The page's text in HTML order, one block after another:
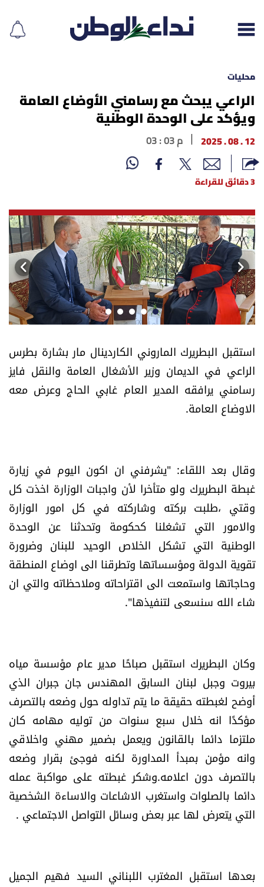
إقرأ الجريدة
لبنان
الغلاف
نداء اليوم
محليات
أسرار
متفرقات
خاص الموقع
كتّابنا
آراء
اقتصاد
العالم
الصحافة الإسرائيلية
ثقافة وفنون
اقرأ تضحك
كاميرا
سجالات
صحّة وصحن
الرياضة
حظّك اليوم
محليات
الراعي يبحث مع رسامني الأوضاع العامة
ويؤكد على الوحدة الوطنية
12 . 08 . 2025 03 : 03 م
3 دقائق للقراءة
استقبل البطريرك الماروني الكاردينال مار بشارة بطرس
الراعي في الديمان وزير الأشغال العامة والنقل فايز
رسامني يرافقه المدير العام غابي الحاج وعرض معه
الاوضاع العامة.
وقال بعد اللقاء: "يشرفني ان اكون اليوم في زيارة
غبطة البطريرك ولو متأخرا لأن واجبات الوزارة اخذت كل
وقتي ،طلبت بركته وشاركته في كل امور الوزارة
والامور التي تشغلنا كحكومة وتحدثنا عن الوحدة
الوطنية التي تشكل الخلاص الوحيد للبنان وضرورة
تقوية الدولة ومؤسساتها وتطرقنا الى اوضاع المنطقة
وحاجاتها واستمعت الى اقتراحاته وملاحظاته والتي ان
شاء الله سنسعى لتنفيذها".
وكان البطريرك استقبل صباحًا مدير عام مؤسسة مياه
بيروت وجبل لبنان السابق المهندس جان جبران الذي
أوضح لغبطته حقيقة ما يتم تداوله حول وضعه بالتصرف
مؤكدًا انه خلال سبع سنوات من توليه مهامه كان
ملتزما دائما بالقانون ويعمل بضمير مهني واخلاقي
وانه مؤمن بمبدأ المداورة لكنه فوجئ بقرار وضعه
بالتصرف دون اعلامه.وشكر غبطته على مواكبة عمله
دائما بالصلوات واستغرب الاشاعات والاساءة الشخصية
التي يتعرض لها عبر بعض وسائل التواصل الاجتماعي .
بعدها استقبل المغترب اللبناني السيد فهيم الجميل